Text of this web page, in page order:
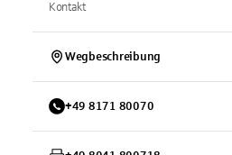
Kontakt
Wegbeschreibung
+49 8171 80070